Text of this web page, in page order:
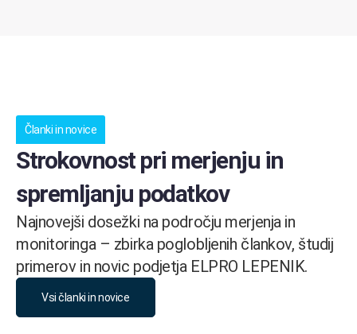
Članki in novice
Strokovnost pri merjenju in
spremljanju podatkov
Najnovejši dosežki na področju merjenja in
monitoringa – zbirka poglobljenih člankov, študij
primerov in novic podjetja ELPRO LEPENIK.
Vsi članki in novice